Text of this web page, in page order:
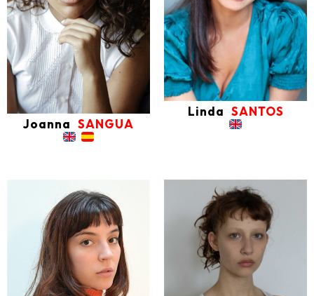
Joanna SANGUA
Linda SANTOS